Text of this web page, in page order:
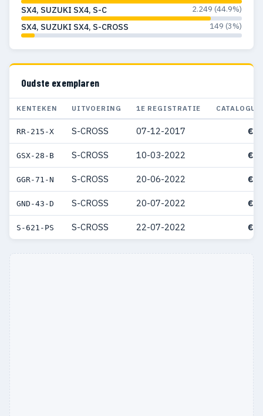
SX4, SUZUKI SX4, S-C 2.249 (44.9%)
SX4, SUZUKI SX4, S-CROSS 149 (3%)
Oudste exemplaren
KENTEKEN UITVOERING 1E REGISTRATIE
RR-215-X S-CROSS 07-12-2017 €
GSX-28-B S-CROSS 10-03-2022 €
GGR-71-N S-CROSS 20-06-2022 €
GND-43-D S-CROSS 20-07-2022 €
S-621-PS S-CROSS 22-07-2022 €